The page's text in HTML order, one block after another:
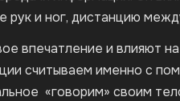
рук и ног, дистанцию
впечатление и влияют
считываем именно с
«говорим» своим